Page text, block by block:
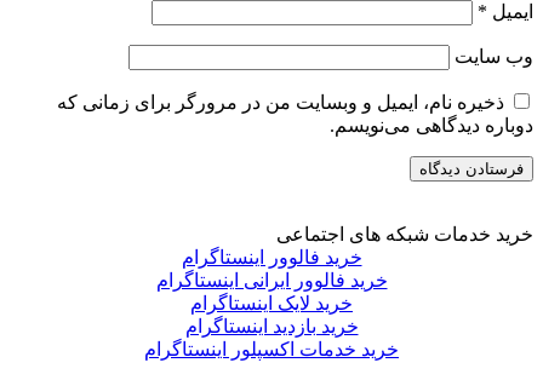
ایمیل *
وب‌ سایت
ذخیره نام، ایمیل و وبسایت من در مرورگر برای زمانی که
دوباره دیدگاهی می‌نویسم.
خرید خدمات شبکه های اجتماعی
خرید فالوور اینستاگرام
خرید فالوور ایرانی اینستاگرام
خرید لایک اینستاگرام
خرید بازدید اینستاگرام
خرید خدمات اکسپلور اینستاگرام